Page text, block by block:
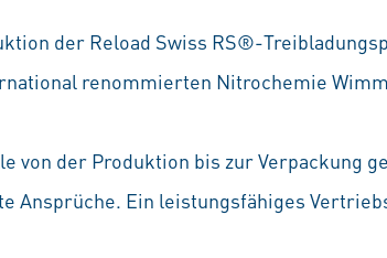
der Reload Swiss RS®-
renommierten Nitrochemie
von der Produktion bis zur Verpackung
Ansprüche. Ein leistungsfähiges